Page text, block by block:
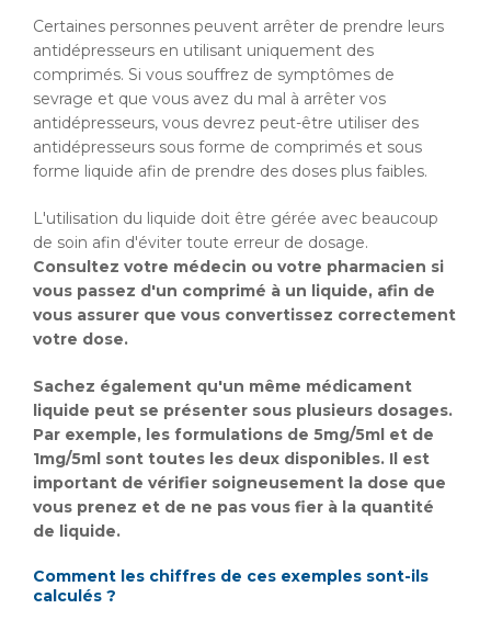
Certaines personnes peuvent arrêter de prendre leurs
antidépresseurs en utilisant uniquement des
comprimés. Si vous souffrez de symptômes de
sevrage et que vous avez du mal à arrêter vos
antidépresseurs, vous devrez peut-être utiliser des
antidépresseurs sous forme de comprimés et sous
forme liquide afin de prendre des doses plus faibles.
L'utilisation du liquide doit être gérée avec beaucoup
de soin afin d'éviter toute erreur de dosage.
Consultez votre médecin ou votre pharmacien si
vous passez d'un comprimé à un liquide, afin de
vous assurer que vous convertissez correctement
votre dose.
Sachez également qu'un même médicament
liquide peut se présenter sous plusieurs dosages.
Par exemple, les formulations de 5mg/5ml et de
1mg/5ml sont toutes les deux disponibles. Il est
important de vérifier soigneusement la dose que
vous prenez et de ne pas vous fier à la quantité
de liquide.
Comment les chiffres de ces exemples sont-ils
calculés ?